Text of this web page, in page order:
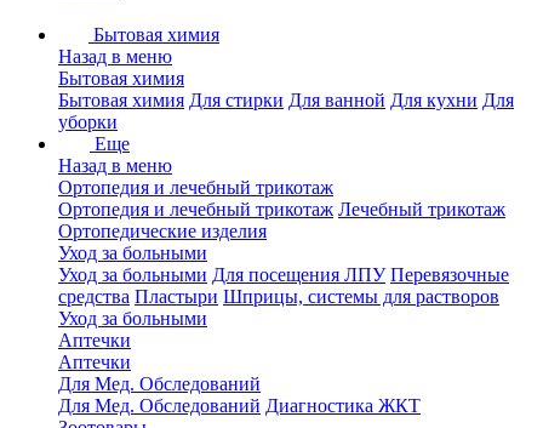
Бытовая химия
Назад в меню
Бытовая химия
Бытовая химия Для стирки Для ванной Для кухни Для
уборки
Еще
Назад в меню
Ортопедия и лечебный трикотаж
Ортопедия и лечебный трикотаж Лечебный трикотаж
Ортопедические изделия
Уход за больными
Уход за больными Для посещения ЛПУ Перевязочные
средства Пластыри Шприцы, системы для растворов
Уход за больными
Аптечки
Аптечки
Для Мед. Обследований
Для Мед. Обследований Диагностика ЖКТ